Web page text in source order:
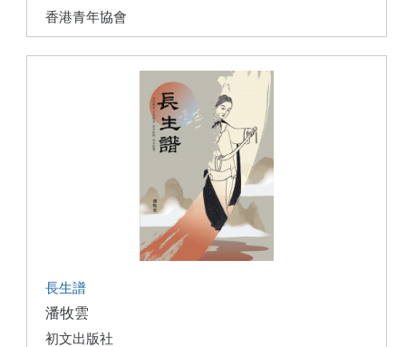
香港青年協會
長生譜
潘牧雲
初文出版社